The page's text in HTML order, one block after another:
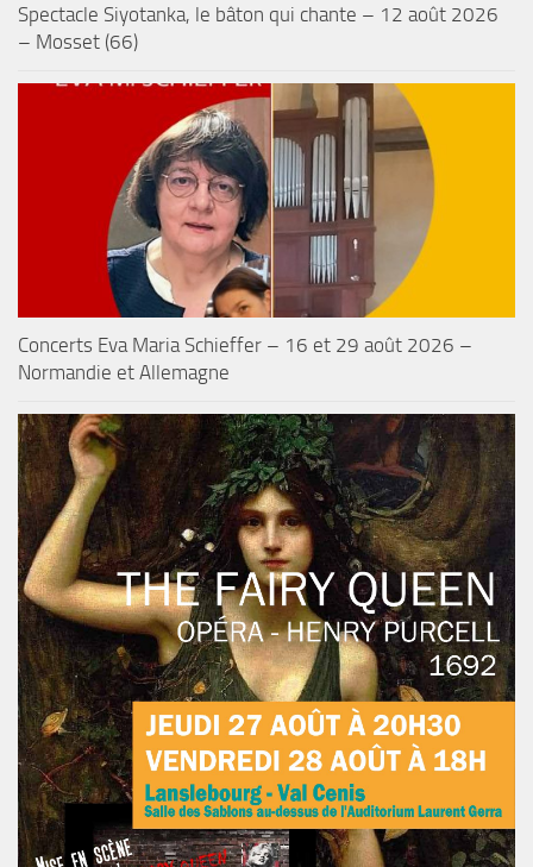
Spectacle Siyotanka, le bâton qui chante – 12 août 2026
– Mosset (66)
Concerts Eva Maria Schieffer – 16 et 29 août 2026 –
Normandie et Allemagne